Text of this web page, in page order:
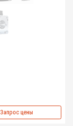
Запрос цены